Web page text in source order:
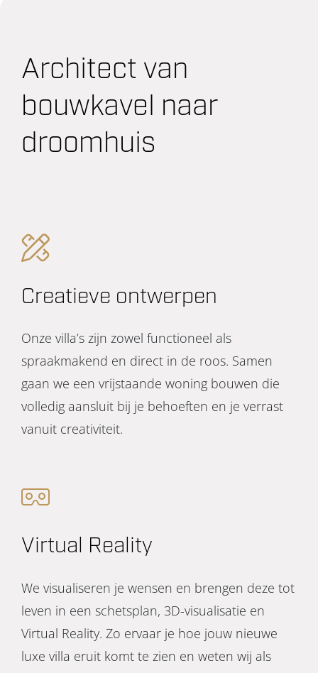
Architect van
bouwkavel naar
droomhuis
Creatieve ontwerpen
Onze villa’s zijn zowel functioneel als
spraakmakend en direct in de roos. Samen
gaan we een vrijstaande woning bouwen die
volledig aansluit bij je behoeften en je verrast
vanuit creativiteit.
Virtual Reality
We visualiseren je wensen en brengen deze tot
leven in een schetsplan, 3D-visualisatie en
Virtual Reality. Zo ervaar je hoe jouw nieuwe
luxe villa eruit komt te zien en weten wij als